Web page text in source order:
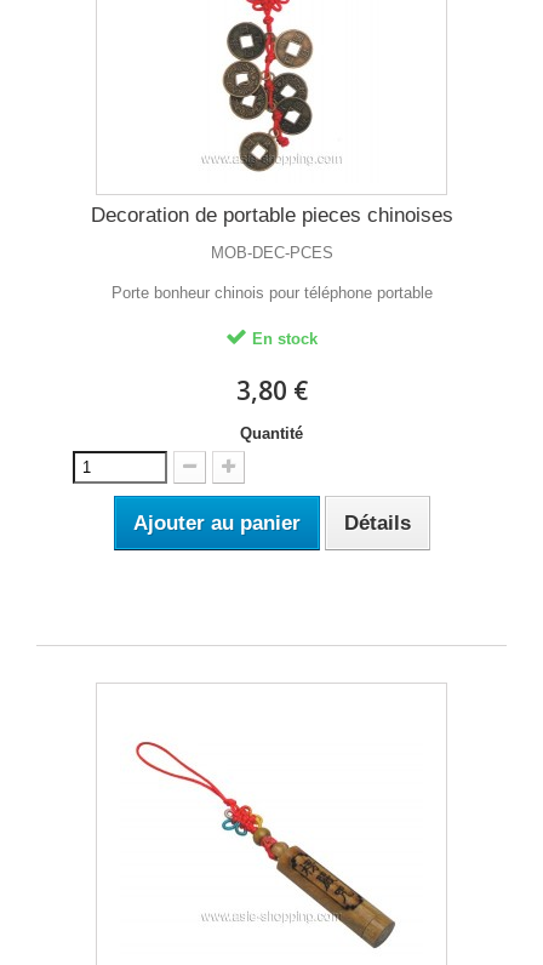
Decoration de portable pieces chinoises
MOB-DEC-PCES
Porte bonheur chinois pour téléphone portable
En stock
3,80 €
Quantité
Ajouter au panier Détails